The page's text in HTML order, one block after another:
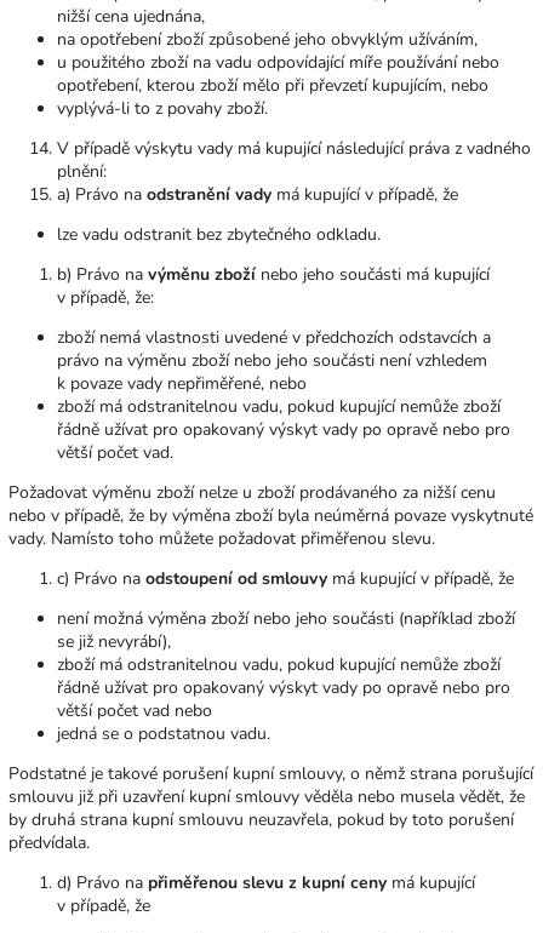
nižší cena ujednána,
na opotřebení zboží způsobené jeho obvyklým užíváním,
u použitého zboží na vadu odpovídající míře používání nebo
opotřebení, kterou zboží mělo při převzetí kupujícím, nebo
vyplývá-li to z povahy zboží.
V případě výskytu vady má kupující následující práva z vadného
plnění:
a) Právo na odstranění vady má kupující v případě, že
lze vadu odstranit bez zbytečného odkladu.
b) Právo na výměnu zboží nebo jeho součásti má kupující
v případě, že:
zboží nemá vlastnosti uvedené v předchozích odstavcích a
právo na výměnu zboží nebo jeho součásti není vzhledem
k povaze vady nepřiměřené, nebo
zboží má odstranitelnou vadu, pokud kupující nemůže zboží
řádně užívat pro opakovaný výskyt vady po opravě nebo pro
větší počet vad.
Požadovat výměnu zboží nelze u zboží prodávaného za nižší cenu
nebo v případě, že by výměna zboží byla neúměrná povaze vyskytnuté
vady. Namísto toho můžete požadovat přiměřenou slevu.
c) Právo na odstoupení od smlouvy má kupující v případě, že
není možná výměna zboží nebo jeho součásti (například zboží
se již nevyrábí),
zboží má odstranitelnou vadu, pokud kupující nemůže zboží
řádně užívat pro opakovaný výskyt vady po opravě nebo pro
větší počet vad nebo
jedná se o podstatnou vadu.
Podstatné je takové porušení kupní smlouvy, o němž strana porušující
smlouvu již při uzavření kupní smlouvy věděla nebo musela vědět, že
by druhá strana kupní smlouvu neuzavřela, pokud by toto porušení
předvídala.
d) Právo na přiměřenou slevu z kupní ceny má kupující
v případě, že